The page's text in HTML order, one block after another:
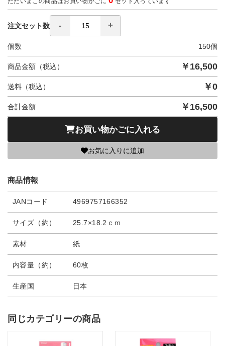
注文セット数
個数 150個
商品金額（税込） ￥ 16,500
送料（税込） ￥0
合計金額 ￥ 16,500
お買い物かごに入れる
お気に入りに追加
商品情報
JANコード 4969757166352
サイズ（約） 25.7×18.2ｃｍ
素材 紙
内容量（約） 60枚
生産国 日本
同じカテゴリーの商品